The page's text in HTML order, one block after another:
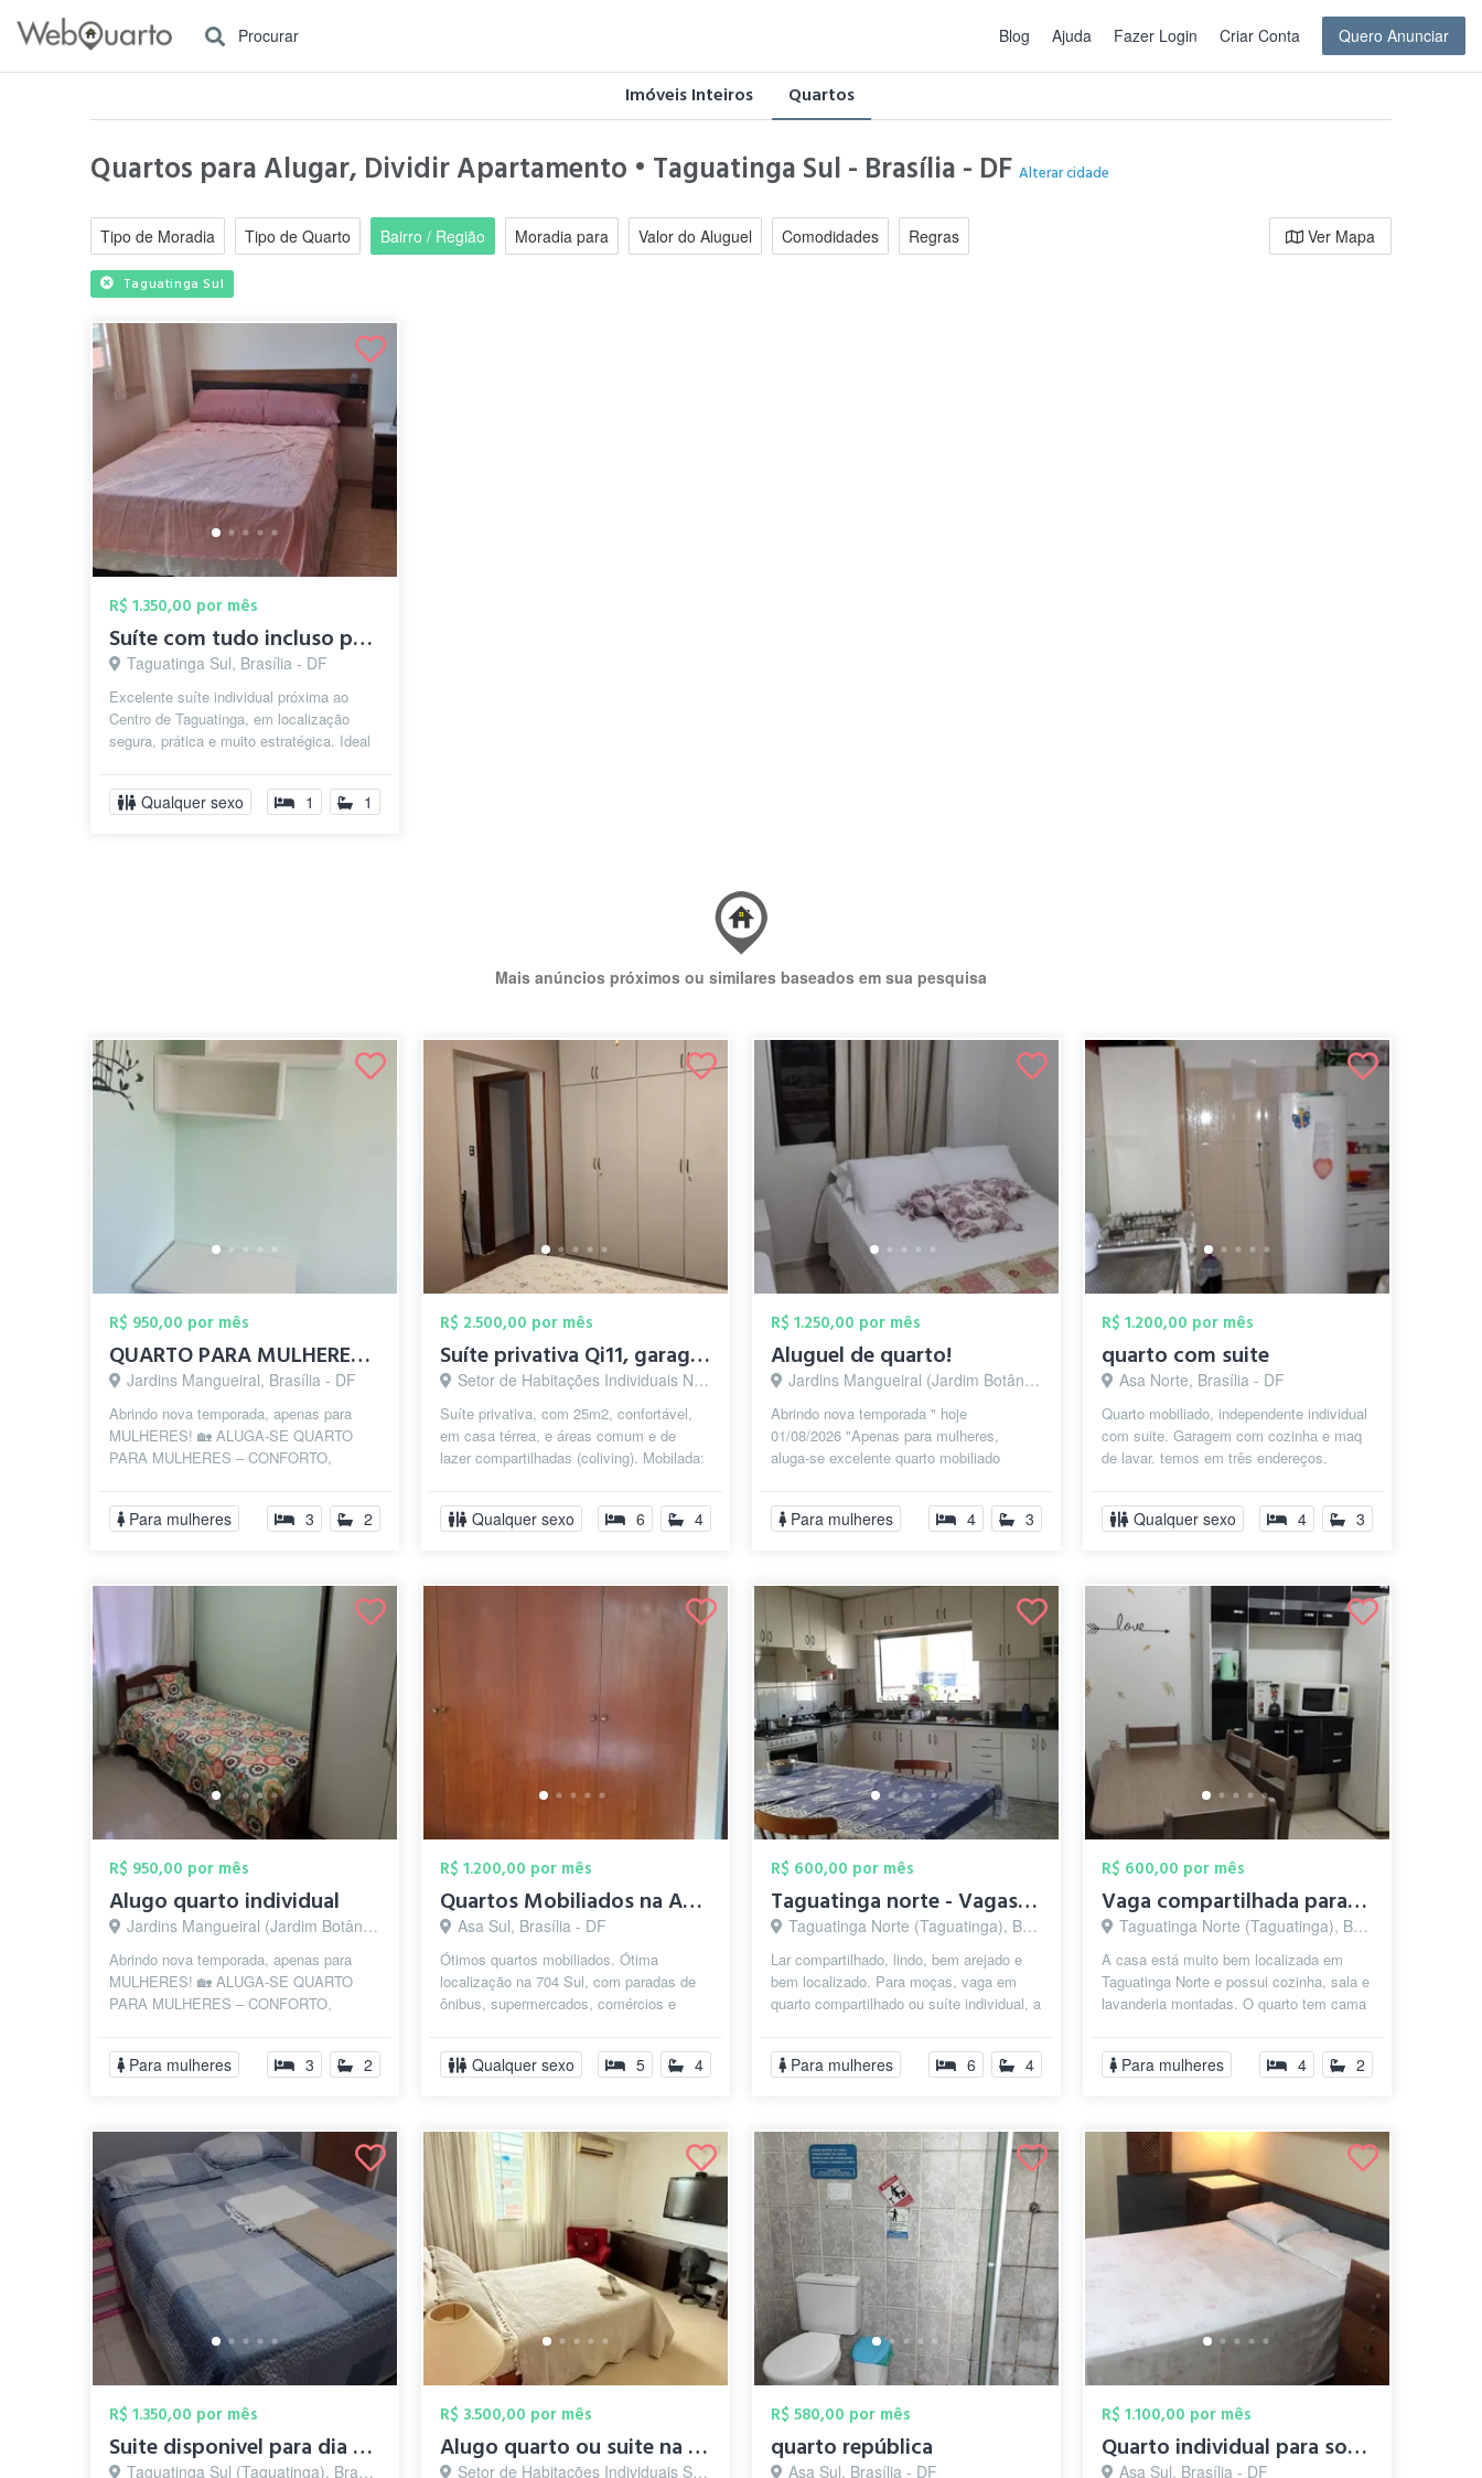
Procurar Blog Ajuda Fazer Login Criar Conta Quero Anunciar
Imóveis Inteiros Quartos
Quartos para Alugar, Dividir Apartamento • Taguatinga Sul - Brasília - DFAlterar cidade
Tipo de Moradia Tipo de Quarto Bairro / Região Moradia para Valor do Aluguel Comodidades Regras Ver Mapa
Taguatinga Sul
R$ 1.350,00 por mês
Suíte com tudo incluso próximo ao Centro...
Taguatinga Sul, Brasília - DF
Excelente suíte individual próxima ao
Centro de Taguatinga, em localização
segura, prática e muito estratégica. Ideal
Qualquer sexo 1 1
Mais anúncios próximos ou similares baseados em sua pesquisa
R$ 950,00 por mês
QUARTO PARA MULHERES – CONFORTO, SEGURAN...
Jardins Mangueiral, Brasília - DF
Abrindo nova temporada, apenas para
MULHERES! 🏡 ALUGA-SE QUARTO
PARA MULHERES – CONFORTO,
Quarto solteiro mobiliado com ...
Para mulheres 3 2
R$ 2.500,00 por mês
Suíte privativa Qi11, garagem, mobília, ...
Setor de Habitações Individuais Norte, Brasília - DF
Suíte privativa, com 25m2, confortável,
em casa térrea, e áreas comum e de
lazer compartilhadas (coliving). Mobilada:
Qualquer sexo 6 4
R$ 1.250,00 por mês
Aluguel de quarto!
Jardins Mangueiral (Jardim Botânico), Brasília - DF
Abrindo nova temporada " hoje
01/08/2026 "Apenas para mulheres,
aluga-se excelente quarto mobiliado
estudo,ventilador de ...
Para mulheres 4 3
R$ 1.200,00 por mês
quarto com suite
Asa Norte, Brasília - DF
Quarto mobiliado, independente individual
com suite. Garagem com cozinha e maq
de lavar. temos em três endereços.
Qualquer sexo 4 3
R$ 950,00 por mês
Alugo quarto individual
Jardins Mangueiral (Jardim Botânico), Brasília - DF
Abrindo nova temporada, apenas para
MULHERES! 🏡 ALUGA-SE QUARTO
PARA MULHERES – CONFORTO,
Quarto solteiro mobiliado com ...
Para mulheres 3 2
R$ 1.200,00 por mês
Quartos Mobiliados na Asa Sul
Asa Sul, Brasília - DF
Ótimos quartos mobiliados. Ótima
localização na 704 Sul, com paradas de
ônibus, supermercados, comércios e
UDF.
Qualquer sexo 5 4
R$ 600,00 por mês
Taguatinga norte - Vagas para moças - Pe...
Taguatinga Norte (Taguatinga), Brasília - DF
Lar compartilhado, lindo, bem arejado e
bem localizado. Para moças, vaga em
quarto compartilhado ou suíte individual, a
Para mulheres 6 4
R$ 600,00 por mês
Vaga compartilhada para mulheres - conta...
Taguatinga Norte (Taguatinga), Brasília - DF
A casa está muito bem localizada em
Taguatinga Norte e possui cozinha, sala e
lavanderia montadas. O quarto tem cama
Para mulheres 4 2
R$ 1.350,00 por mês
Suite disponivel para dia 27 de Agosto
Taguatinga Sul (Taguatinga), Brasília - DF
R$ 3.500,00 por mês
Alugo quarto ou suite na QL.32 do Lago s...
Setor de Habitações Individuais Sul, Brasília - DF
R$ 580,00 por mês
quarto república
Asa Sul, Brasília - DF
R$ 1.100,00 por mês
Quarto individual para solteiro ou casal
Asa Sul, Brasília - DF